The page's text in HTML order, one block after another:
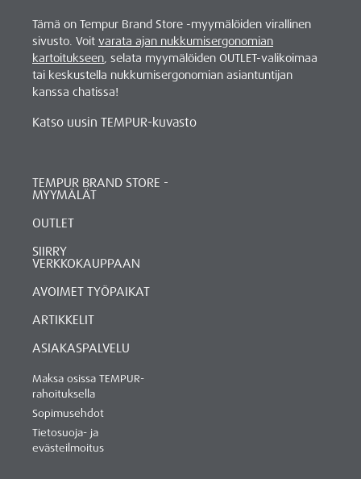
Tämä on Tempur Brand Store -myymälöiden virallinen
sivusto. Voit varata ajan nukkumisergonomian
kartoitukseen , selata myymälöiden OUTLET-valikoimaa
tai keskustella nukkumisergonomian asiantuntijan
kanssa chatissa!
Katso uusin TEMPUR-kuvasto
TEMPUR BRAND STORE -
MYYMÄLÄT
OUTLET
SIIRRY
VERKKOKAUPPAAN
AVOIMET TYÖPAIKAT
ARTIKKELIT
ASIAKASPALVELU
Maksa osissa TEMPUR-
rahoituksella
Sopimusehdot
Tietosuoja- ja
evästeilmoitus